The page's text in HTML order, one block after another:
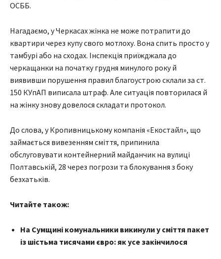
ОСББ.
Нагадаємо, у Черкасах жінка не може потрапити до
квартири через купу свого мотлоху. Вона спить просто у
тамбурі або на сходах. Інспекція приїжджала до
черкащанки на початку грудня минулого року й
виявивши порушення правил благоустрою склали за ст.
150 КУпАП виписала штраф. Але ситуація повторилася й
на жінку знову довелося складати протокол.
До слова, у Кропивницькому компанія «Екостайл», що
займається вивезенням сміття, припинила
обслуговувати контейнерний майданчик на вулиці
Полтавській, 28 через погрози та блокування з боку
безхатьків.
Читайте також:
На Сумщині комунальники викинули у сміття пакет
із шістьма тисячами євро: як усе закінчилося